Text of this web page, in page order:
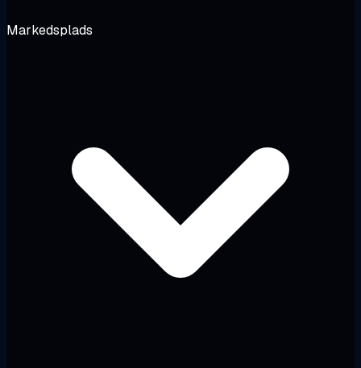
Markedsplads